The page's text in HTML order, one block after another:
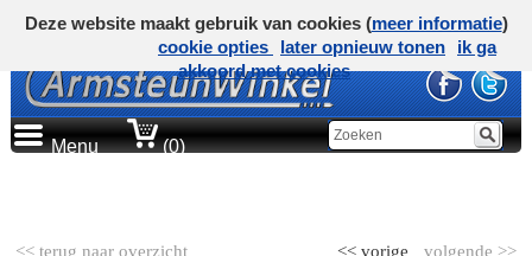
Menu (0)
<< terug naar overzicht volgende >>
<< vorige
Deze website maakt gebruik van cookies (meer informatie)
cookie opties
later opnieuw tonen
ik ga
akkoord met cookies